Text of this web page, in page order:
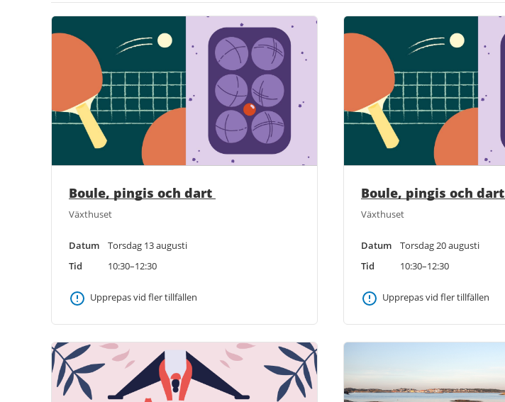
Boule, pingis och dart
Växthuset
Datum
Torsdag 13 augusti
Tid
10:30–12:30
Upprepas vid fler tillfällen
Boule, pingis och dart
Växthuset
Datum
Torsdag 20 augusti
Tid
10:30–12:30
Upprepas vid fler tillfällen